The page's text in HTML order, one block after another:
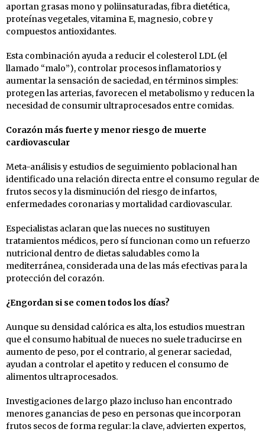
aportan grasas mono y poliinsaturadas, fibra dietética,
proteínas vegetales, vitamina E, magnesio, cobre y
compuestos antioxidantes.
Esta combinación ayuda a reducir el colesterol LDL (el
llamado “malo”), controlar procesos inflamatorios y
aumentar la sensación de saciedad, en términos simples:
protegen las arterias, favorecen el metabolismo y reducen la
necesidad de consumir ultraprocesados entre comidas.
Corazón más fuerte y menor riesgo de muerte
cardiovascular
Meta-análisis y estudios de seguimiento poblacional han
identificado una relación directa entre el consumo regular de
frutos secos y la disminución del riesgo de infartos,
enfermedades coronarias y mortalidad cardiovascular.
Especialistas aclaran que las nueces no sustituyen
tratamientos médicos, pero sí funcionan como un refuerzo
nutricional dentro de dietas saludables como la
mediterránea, considerada una de las más efectivas para la
protección del corazón.
¿Engordan si se comen todos los días?
Aunque su densidad calórica es alta, los estudios muestran
que el consumo habitual de nueces no suele traducirse en
aumento de peso, por el contrario, al generar saciedad,
ayudan a controlar el apetito y reducen el consumo de
alimentos ultraprocesados.
Investigaciones de largo plazo incluso han encontrado
menores ganancias de peso en personas que incorporan
frutos secos de forma regular: la clave, advierten expertos,